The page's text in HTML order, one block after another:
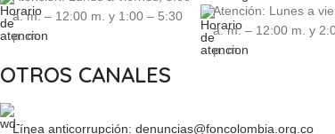
a. m. – 12:00 m. y 1:00 – 5:30
p. m.
Atención: Lunes a
a. m. – 12:00 m. y
p. m.
OTROS CANALES
Línea anticorrupción: denuncias@foncolombia.org.co